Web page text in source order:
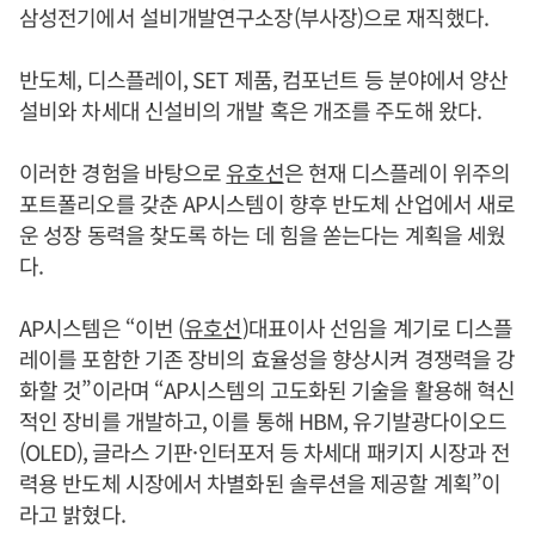
삼성전기에서 설비개발연구소장(부사장)으로 재직했다.
반도체, 디스플레이, SET 제품, 컴포넌트 등 분야에서 양산
설비와 차세대 신설비의 개발 혹은 개조를 주도해 왔다.
이러한 경험을 바탕으로유호선은 현재 디스플레이 위주의
포트폴리오를 갖춘 AP시스템이 향후 반도체 산업에서 새로
운 성장 동력을 찾도록 하는 데 힘을 쏟는다는 계획을 세웠
다.
AP시스템은 “이번 (유호선)대표이사 선임을 계기로 디스플
레이를 포함한 기존 장비의 효율성을 향상시켜 경쟁력을 강
화할 것”이라며 “AP시스템의 고도화된 기술을 활용해 혁신
적인 장비를 개발하고, 이를 통해 HBM, 유기발광다이오드
(OLED), 글라스 기판·인터포저 등 차세대 패키지 시장과 전
력용 반도체 시장에서 차별화된 솔루션을 제공할 계획”이
라고 밝혔다.